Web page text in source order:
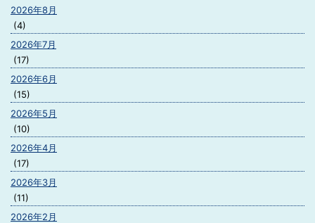
2026年8月
(4)
2026年7月
(17)
2026年6月
(15)
2026年5月
(10)
2026年4月
(17)
2026年3月
(11)
2026年2月